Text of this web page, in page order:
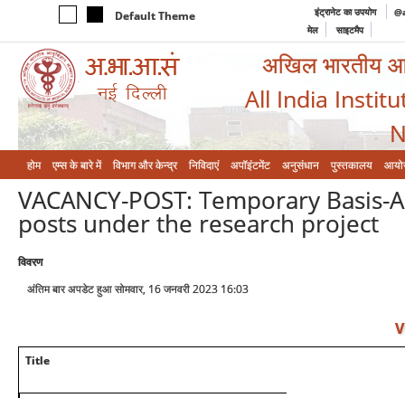
Default Theme इंट्रानेट का उपयोग
मेल
साइटमैप
अखिल भारतीय
All India
होम एम्‍स के बारे में विभाग और केन्‍द्र निविदाएं अपॉइंटमेंट अनुसंधान पुस्तकालय
VACANCY-POST: Temporary
posts under the research project
विवरण
अंतिम बार अपडेट हुआ सोमवार, 16 जनवरी 2023 16:03
Title